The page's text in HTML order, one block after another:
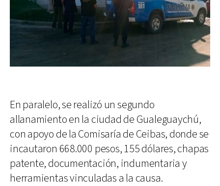
En paralelo, se realizó un segundo
allanamiento en la ciudad de Gualeguaychú,
con apoyo de la Comisaría de Ceibas, donde se
incautaron 668.000 pesos, 155 dólares, chapas
patente, documentación, indumentaria y
herramientas vinculadas a la causa.